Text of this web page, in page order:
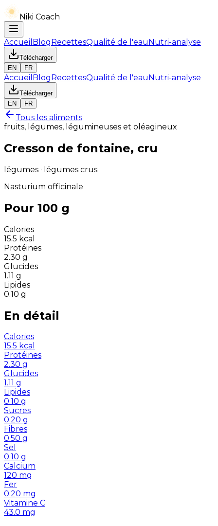
Niki Coach
Accueil BlogRecettesQualité de l'eauNutri-analyse
Télécharger
EN
FR
Accueil BlogRecettesQualité de l'eauNutri-analyse
Télécharger
EN
FR
Tous les aliments
fruits, légumes, légumineuses et oléagineux
Cresson de fontaine, cru
légumes · légumes crus
Nasturium officinale
Pour 100 g
Calories
15.5 kcal
Protéines
2.30 g
Glucides
1.11 g
Lipides
0.10 g
En détail
Calories
15.5 kcal
Protéines
2.30 g
Glucides
1.11 g
Lipides
0.10 g
Sucres
0.20 g
Fibres
0.50 g
Sel
0.10 g
Calcium
120 mg
Fer
0.20 mg
Vitamine C
43.0 mg